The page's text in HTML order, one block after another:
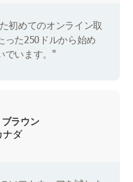
初めてのオンライン取
った250ドルから始め
でいます。"
ラウン
ナダ